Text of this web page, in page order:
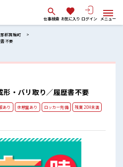
仕事検索 お気に入り ログイン メニュー
郡箕輪町
不要
・バリ取り／履歴書不要
あり 休憩室あり ロッカー完備
残業 20H未満